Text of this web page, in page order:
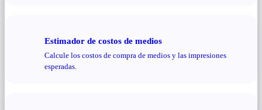
Estimador de costos de medios
Calcule los costos de compra de medios y las impresiones
esperadas.